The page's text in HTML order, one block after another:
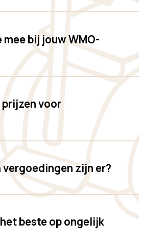
mee bij jouw WMO-
voor
zijn er?
beste op ongelijk